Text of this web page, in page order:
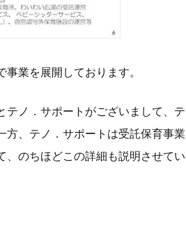
業を展開しております。
テノ．サポートがございまして、テ
方、テノ．サポートは受託保育事業
、のちほどこの詳細も説明させてい